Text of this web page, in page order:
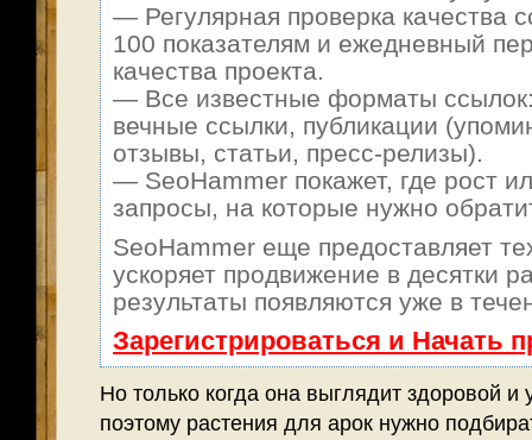
— Регулярная проверка качества
100 показателям и ежедневный
качества проекта.
— Все известные форматы
вечные ссылки, публикации
отзывы, статьи, пресс-релизы).
— SeoHammer покажет, где рост
запросы, на которые нужно
SeoHammer еще предоставляет
ускоряет продвижение в десятки
результаты появляются уже в
Зарегистрироваться и Начать
Но только когда она выглядит здоровой
поэтому растения для арок нужно